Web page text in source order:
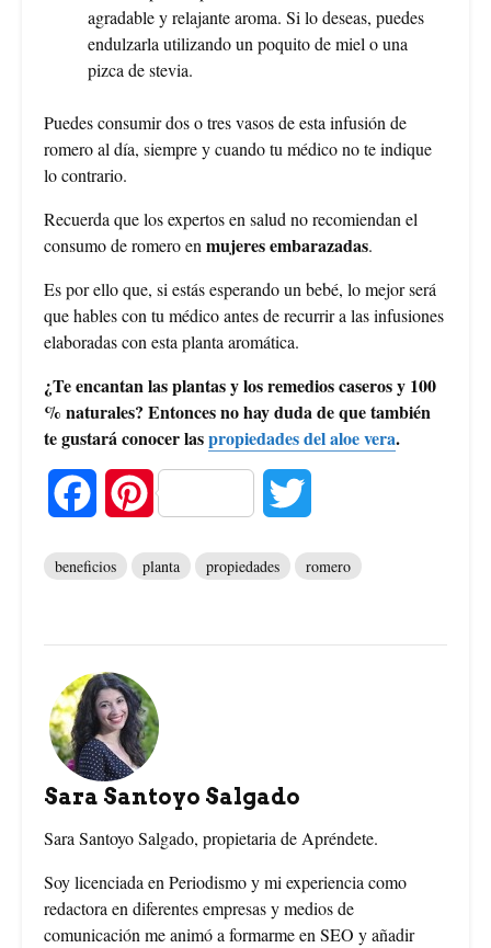
agradable y relajante aroma. Si lo deseas, puedes
endulzarla utilizando un poquito de miel o una
pizca de stevia.
Puedes consumir dos o tres vasos de esta infusión de
romero al día, siempre y cuando tu médico no te indique
lo contrario.
Recuerda que los expertos en salud no recomiendan el
consumo de romero enmujeres embarazadas.
Es por ello que, si estás esperando un bebé, lo mejor será
que hables con tu médico antes de recurrir a las infusiones
elaboradas con esta planta aromática.
¿Te encantan las plantas y los remedios caseros y 100
% naturales? Entonces no hay duda de que también
te gustará conocer laspropiedades del aloe vera.
b
o
o
k
P
r
s
t
beneficios planta propiedades romero
Sara Santoyo Salgado
Sara Santoyo Salgado, propietaria de Apréndete.
Soy licenciada en Periodismo y mi experiencia como
redactora en diferentes empresas y medios de
comunicación me animó a formarme en SEO y añadir